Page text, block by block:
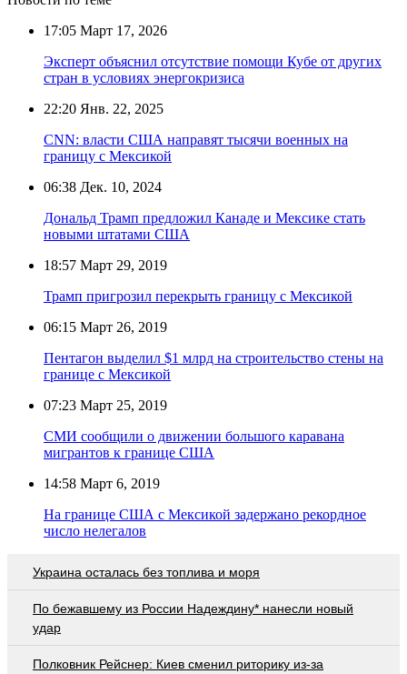
17:05 Март 17, 2026
Эксперт объяснил отсутствие помощи Кубе от других
стран в условиях энергокризиса
22:20 Янв. 22, 2025
CNN: власти США направят тысячи военных на
границу с Мексикой
06:38 Дек. 10, 2024
Дональд Трамп предложил Канаде и Мексике стать
новыми штатами США
18:57 Март 29, 2019
Трамп пригрозил перекрыть границу с Мексикой
06:15 Март 26, 2019
Пентагон выделил $1 млрд на строительство стены на
границе с Мексикой
07:23 Март 25, 2019
СМИ сообщили о движении большого каравана
мигрантов к границе США
14:58 Март 6, 2019
На границе США с Мексикой задержано рекордное
число нелегалов
Украина осталась без топлива и моря
По бежавшему из России Надеждину* нанесли новый
удар
Полковник Рейснер: Киев сменил риторику из-за